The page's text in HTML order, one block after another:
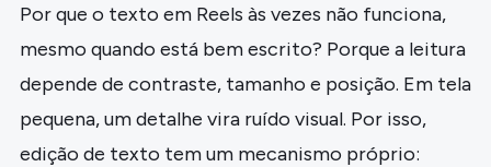
Por que o texto em Reels às vezes não funciona,
mesmo quando está bem escrito? Porque a leitura
depende de contraste, tamanho e posição. Em tela
pequena, um detalhe vira ruído visual. Por isso,
edição de texto tem um mecanismo próprio: